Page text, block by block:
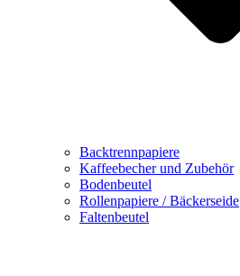
Backtrennpapiere
Kaffeebecher und Zubehör
Bodenbeutel
Rollenpapiere / Bäckerseide
Faltenbeutel